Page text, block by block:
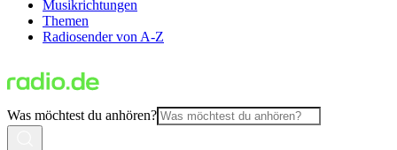
Musikrichtungen
Themen
Radiosender von A-Z
Was möchtest du anhören?